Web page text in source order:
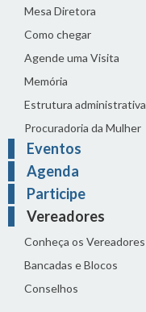
Mesa Diretora
Como chegar
Agende uma Visita
Memória
Estrutura administrativa
Procuradoria da Mulher
Eventos
Agenda
Participe
Vereadores
Conheça os Vereadores
Bancadas e Blocos
Conselhos